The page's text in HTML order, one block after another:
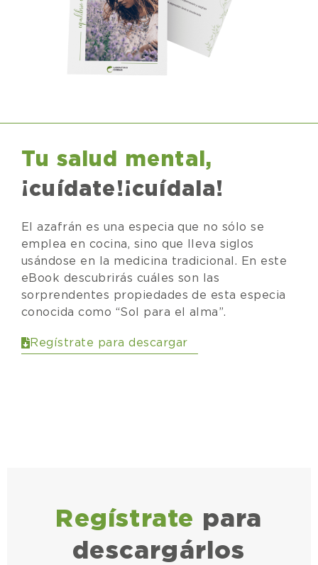
Tu salud mental,
¡cuídate!¡cuídala!
El azafrán es una especia que no sólo se
emplea en cocina, sino que lleva siglos
usándose en la medicina tradicional. En este
eBook descubrirás cuáles son las
sorprendentes propiedades de esta especia
conocida como “Sol para el alma”.
Regístrate para descargar
Regístrate para
descargárlos